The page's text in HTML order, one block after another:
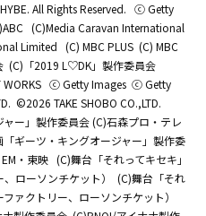
All Rights Reserved. ⓒ Getty
(C)Media Caravan International
Limited (C) MBC PLUS (C) MBC
(C)「2019 L♡DK」製作委員会
WORKS ⓒ Getty Images ⓒ Getty
©2026 TAKE SHOBO CO.,LTD.
ー」製作委員会 (C)石森プロ・テレ
ギーツ・キングオージャー」製作委
・東映 (C)舞台「それってキセキ」
ローソンチケット）
(C)舞台「それ
ァクトリー、ローソンチケット）